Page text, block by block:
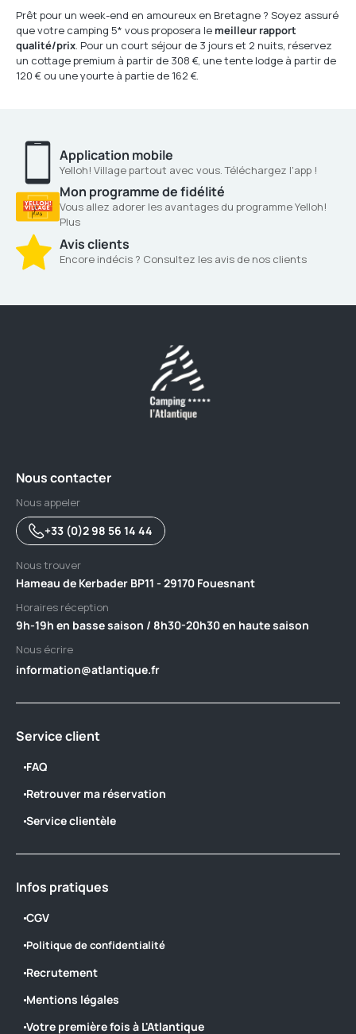
Prêt pour un week-end en amoureux en Bretagne ? Soyez assuré
que votre camping 5* vous proposera le meilleur rapport
qualité/prix. Pour un court séjour de 3 jours et 2 nuits, réservez
un cottage premium à partir de 308 €, une tente lodge à partir de
120 € ou une yourte à partie de 162 €.
Application mobile
Yelloh! Village partout avec vous. Téléchargez l'app !
Mon programme de fidélité
Vous allez adorer les avantages du programme Yelloh!
Plus
Avis clients
Encore indécis ? Consultez les avis de nos clients
Nous contacter
Nous appeler
+33 (0)2 98 56 14 44
Nous trouver
Hameau de Kerbader BP11 - 29170 Fouesnant
Horaires réception
9h-19h en basse saison / 8h30-20h30 en haute saison
Nous écrire
information@atlantique.fr
Service client
FAQ
Retrouver ma réservation
Service clientèle
Infos pratiques
CGV
Politique de confidentialité
Recrutement
Mentions légales
Votre première fois à L'Atlantique